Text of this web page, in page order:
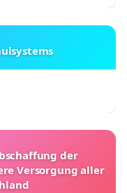
der
Versorgung aller